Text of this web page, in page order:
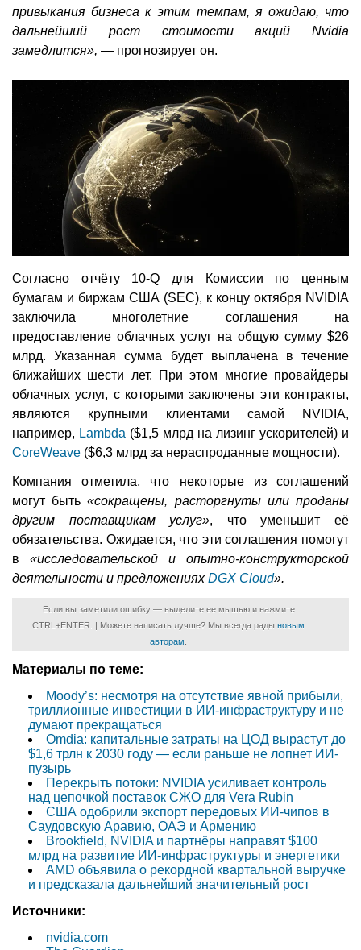
привыкания бизнеса к этим темпам, я ожидаю, что
дальнейший рост стоимости акций Nvidia
замедлится», — прогнозирует он.
Согласно отчёту 10-Q для Комиссии по ценным
бумагам и биржам США (SEC), к концу октября NVIDIA
заключила многолетние соглашения на
предоставление облачных услуг на общую сумму $26
млрд. Указанная сумма будет выплачена в течение
ближайших шести лет. При этом многие провайдеры
облачных услуг, с которыми заключены эти контракты,
являются крупными клиентами самой NVIDIA,
например, Lambda ($1,5 млрд на лизинг ускорителей) и
CoreWeave ($6,3 млрд за нераспроданные мощности).
Компания отметила, что некоторые из соглашений
могут быть«сокращены, расторгнуты или проданы
другим поставщикам услуг», что уменьшит её
обязательства. Ожидается, что эти соглашения помогут
в «исследовательской и опытно-конструкторской
деятельности и предложенияхDGX Cloud».
Если вы заметили ошибку — выделите ее мышью и нажмите
CTRL+ENTER. | Можете написать лучше? Мы всегда рады новым
авторам
Материалы по теме:
Moody’s: несмотря на отсутствие явной прибыли,
триллионные инвестиции в ИИ-инфраструктуру и не
думают прекращаться
Omdia: капитальные затраты на ЦОД вырастут до
$1,6 трлн к 2030 году — если раньше не лопнет ИИ-
пузырь
Перекрыть потоки: NVIDIA усиливает контроль
над цепочкой поставок СЖО для Vera Rubin
США одобрили экспорт передовых ИИ-чипов в
Саудовскую Аравию, ОАЭ и Армению
Brookfield, NVIDIA и партнёры направят $100
млрд на развитие ИИ-инфраструктуры и энергетики
AMD объявила о рекордной квартальной выручке
и предсказала дальнейший значительный рост
Источники:
nvidia.com